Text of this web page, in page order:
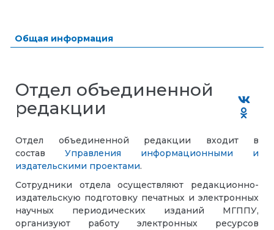
Общая информация
Отдел объединенной
редакции
Отдел объединенной редакции входит в
состав Управления информационными и
издательскими проектами.
Сотрудники отдела осуществляют редакционно-
издательскую подготовку печатных и электронных
научных периодических изданий МГППУ,
организуют работу электронных ресурсов